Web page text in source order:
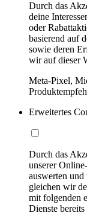
Durch das
deine
oder
basierend auf
sowie deren
wir auf dieser
Meta-Pixel,
Erweitertes
Durch das
unserer
auswerten
gleichen wir
mit folgenden
Dienste bereits